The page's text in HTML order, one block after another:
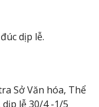
dịp lễ.
Sở Văn hóa, Thể
lễ 30/4 -1/5